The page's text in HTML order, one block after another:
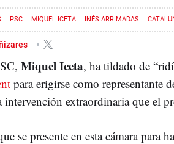
PSC MIQUEL ICETA INÉS ARRIMADAS
Miquel Iceta, ha tildado de
para erigirse como representante
intervención extraordinaria que el
se presente en esta cámara para